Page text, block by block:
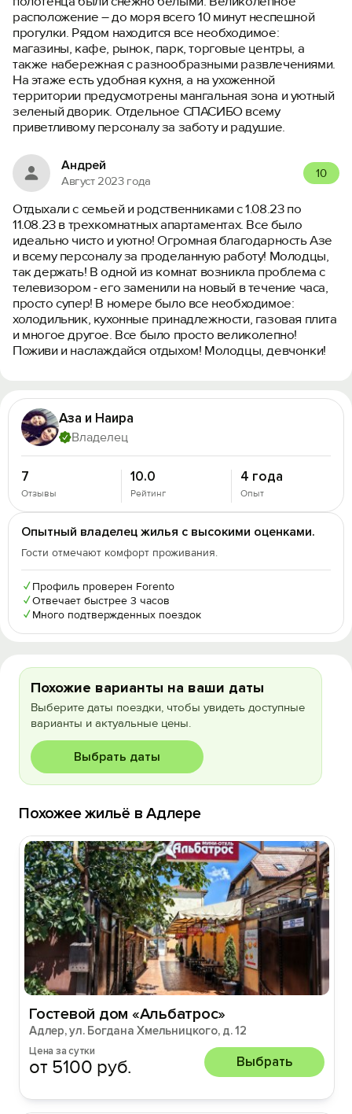
расположение – до моря всего 10 минут неспешной
прогулки. Рядом находится все необходимое:
магазины, кафе, рынок, парк, торговые центры, а
также набережная с разнообразными развлечениями.
На этаже есть удобная кухня, а на ухоженной
территории предусмотрены мангальная зона и уютный
зеленый дворик. Отдельное СПАСИБО всему
приветливому персоналу за заботу и радушие.
Андрей
Август 2023 года
10
Отдыхали с семьей и родственниками с 1.08.23 по
11.08.23 в трехкомнатных апартаментах. Все было
идеально чисто и уютно! Огромная благодарность Азе
и всему персоналу за проделанную работу! Молодцы,
так держать! В одной из комнат возникла проблема с
телевизором - его заменили на новый в течение часа,
просто супер! В номере было все необходимое:
холодильник, кухонные принадлежности, газовая плита
и многое другое. Все было просто великолепно!
Поживи и наслаждайся отдыхом! Молодцы, девчонки!
Аза и Наира
Владелец
7
Отзывы
10.0
Рейтинг
4 года
Опыт
Опытный владелец жилья с высокими оценками.
Гости отмечают комфорт проживания.
✓ Профиль проверен Forento
✓Отвечает быстрее 3 часов
✓ Много подтвержденных поездок
Похожие варианты на ваши даты
Выберите даты поездки, чтобы увидеть доступные
варианты и актуальные цены.
Выбрать даты
Похожее жильё в Адлере
Гостевой дом «Альбатрос»
Адлер, ул. Богдана Хмельницкого, д. 12
Цена за сутки
от 5100 руб. Выбрать